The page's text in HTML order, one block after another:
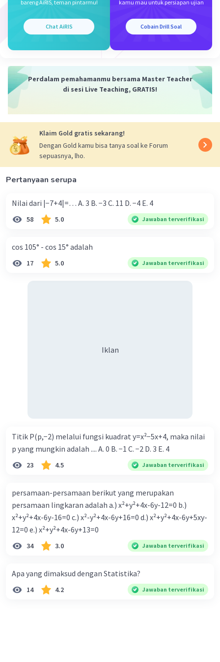
Semoga membantu.
Beri Rating 0 Balas
bareng AiRIS, teman pintarmu!
Chat AiRIS
kamu mau untuk persiapan ujian
Cobain Drill Soal
Perdalam pemahamanmu bersama Master Teacher
di sesi Live Teaching, GRATIS!
Klaim Gold gratis sekarang!
Dengan Gold kamu bisa tanya soal ke Forum
sepuasnya, lho.
Pertanyaan serupa
Nilai dari |−7+4|=… A. 3 B. −3 C. 11 D. −4 E. 4
58 5.0 Jawaban terverifikasi
cos 105° - cos 15° adalah
17 5.0 Jawaban terverifikasi
Iklan
Titik P(p,−2) melalui fungsi kuadrat y=x²−5x+4, maka nilai
p yang mungkin adalah .... A. 0 B. −1 C. −2 D. 3 E. 4
23 4.5 Jawaban terverifikasi
persamaan-persamaan berikut yang merupakan
persamaan lingkaran adalah a.) x²+y²+4x-6y-12=0 b.)
x²+y²+4x-6y-16=0 c.) x²-y²+4x-6y+16=0 d.) x²+y²+4x-6y+5xy-
12=0 e.) x²+y²+4x-6y+13=0
34 3.0 Jawaban terverifikasi
Apa yang dimaksud dengan Statistika?
14 4.2 Jawaban terverifikasi